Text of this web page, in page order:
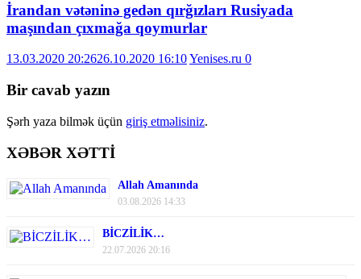
İrandan vətəninə gedən qırğızları Rusiyada
maşından çıxmağa qoymurlar
13.03.2020 20:2626.10.2020 16:10Yenises.ru 0
Bir cavab yazın
Şərh yaza bilmək üçün giriş etməlisiniz.
XƏBƏR XƏTTİ
Allah Amanında
03.08.2026 14:33
BİCZİLİK…
22.07.2026 20:16